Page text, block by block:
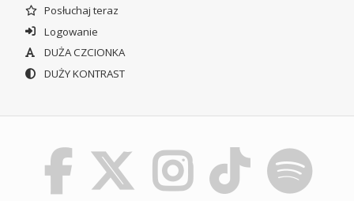
Posłuchaj teraz
Logowanie
DUŻA CZCIONKA
DUŻY KONTRAST